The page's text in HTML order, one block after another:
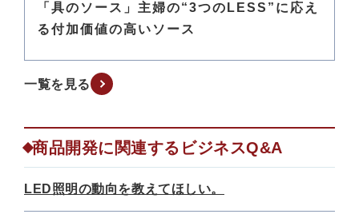
「具のソース」主婦の“3つのLESS”に応え
る付加価値の高いソース
一覧を見る
商品開発に関連するビジネスQ&A
LED照明の動向を教えてほしい。